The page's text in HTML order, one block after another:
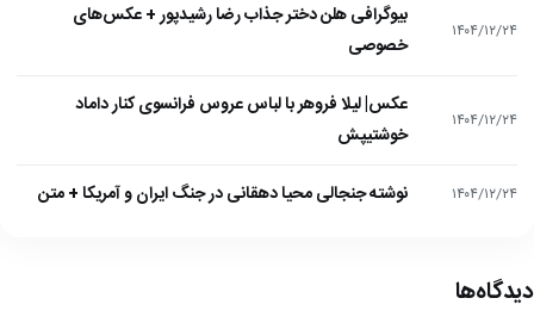
۱۴۰۴/۱۲/۲۴
بیوگرافی هلن دختر جذاب رضا رشیدپور + عکس‌های
خصوصی
۱۴۰۴/۱۲/۲۴
عکس| لیلا فروهر با لباس عروس فرانسوی کنار داماد
خوشتیپش
۱۴۰۴/۱۲/۲۴ نوشته جنجالی محیا دهقانی در جنگ ایران و آمریکا + متن
دیدگاه‌ها